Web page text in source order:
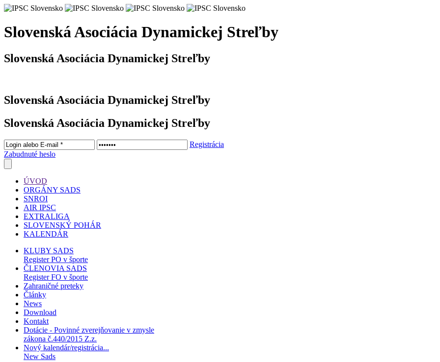
Slovenská Asociácia Dynamickej Streľby
Slovenská Asociácia Dynamickej Streľby
Slovenská Asociácia Dynamickej Streľby
Slovenská Asociácia Dynamickej Streľby
Registrácia
Zabudnuté heslo
ÚVOD
ORGÁNY SADS
SNROI
AIR IPSC
EXTRALIGA
SLOVENSKÝ POHÁR
KALENDÁR
KLUBY SADS
Register PO v športe
ČLENOVIA SADS
Register FO v športe
Zahraničné preteky
Články
News
Download
Kontakt
Dotácie - Povinné zverejňovanie v zmysle
zákona č.440/2015 Z.z.
Nový kalendár/registrácia...
New Sads